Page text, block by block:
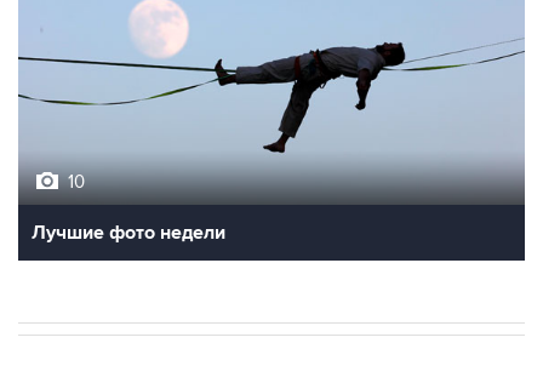
10
Лучшие фото недели